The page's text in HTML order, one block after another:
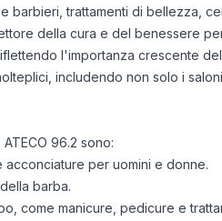
barbieri, trattamenti di bellezza,
della cura e del benessere
l'importanza crescente
includendo non solo i
96.2 sono:
per uomini e donne.
barba.
come manicure, pedicure e